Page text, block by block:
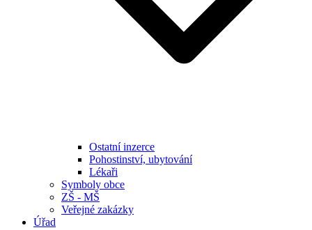
Ostatní inzerce
Pohostinství, ubytování
Lékaři
Symboly obce
ZŠ - MŠ
Veřejné zakázky
Úřad